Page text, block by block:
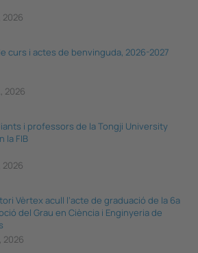
2026
curs i actes de benvinguda, 2026-2027
2026
i professors de la Tongji University
la FIB
2026
Vèrtex acull l’acte de graduació de la 6a
del Grau en Ciència i Enginyeria de
2026